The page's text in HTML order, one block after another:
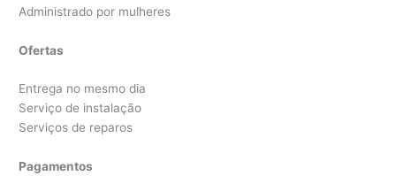
Administrado por mulheres
Ofertas
Entrega no mesmo dia
Serviço de instalação
Serviços de reparos
Pagamentos